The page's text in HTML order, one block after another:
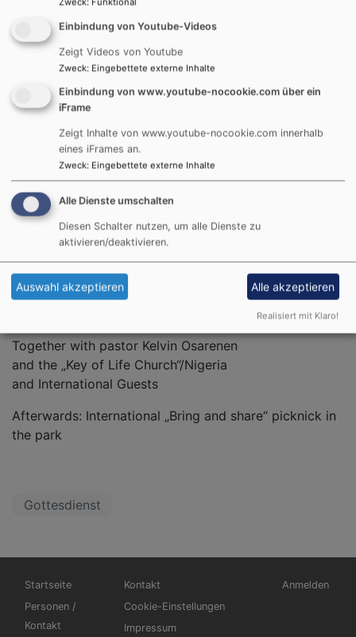
„Vom Heiligen Geist erfüllt“
Pfrn. Dr. Verena Grüter
Mit Pastor Kelvin Osarenen
und der nigerianischen Gemeinde
„Key of Life“ sowie internationalen Gästen
Anschließend: Internationales „Bring and share“
Picknick im Lorenzpark
The Lutheran Deanery and the Parish of St. Lorenz and
St. Michael cordially invite you:
Monday of Pentecost, 25th May 2026
Together with pastor Kelvin Osarenen
and the „Key of Life Church“/Nigeria
and International Guests
Afterwards: International „Bring and share“ picknick in
the park
Gottesdienst
Hauptnavigation
Startseite
Personen /
Kontakt
Fußbereichsmenü
Kontakt
Cookie-Einstellungen
Impressum
Anmelden
Einbindung von Youtube-Videos
Zeigt Videos von Youtube
Zweck: Eingebettete externe Inhalte
Einbindung von www.youtube-nocookie.com über ein
iFrame
Zeigt Inhalte von www.youtube-nocookie.com innerhalb
eines iFrames an.
Zweck: Eingebettete externe Inhalte
Alle Dienste umschalten
Diesen Schalter nutzen, um alle Dienste zu
aktivieren/deaktivieren.
Auswahl akzeptieren Alle akzeptieren
Realisiert mit Klaro!